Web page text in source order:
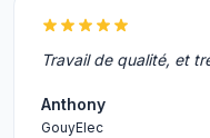
Travail de qualité, et
Anthony
GouyElec